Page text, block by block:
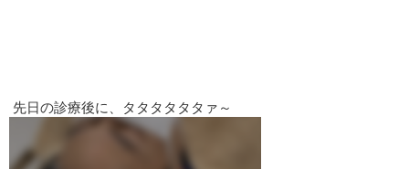
先日の診療後に、タタタタタタァ～